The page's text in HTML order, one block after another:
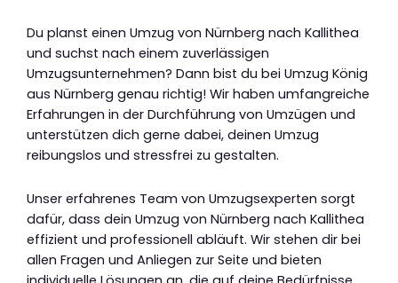
Du planst einen Umzug von Nürnberg nach Kallithea
und suchst nach einem zuverlässigen
Umzugsunternehmen? Dann bist du bei Umzug König
aus Nürnberg genau richtig! Wir haben umfangreiche
Erfahrungen in der Durchführung von Umzügen und
unterstützen dich gerne dabei, deinen Umzug
reibungslos und stressfrei zu gestalten.
Unser erfahrenes Team von Umzugsexperten sorgt
dafür, dass dein Umzug von Nürnberg nach Kallithea
effizient und professionell abläuft. Wir stehen dir bei
allen Fragen und Anliegen zur Seite und bieten